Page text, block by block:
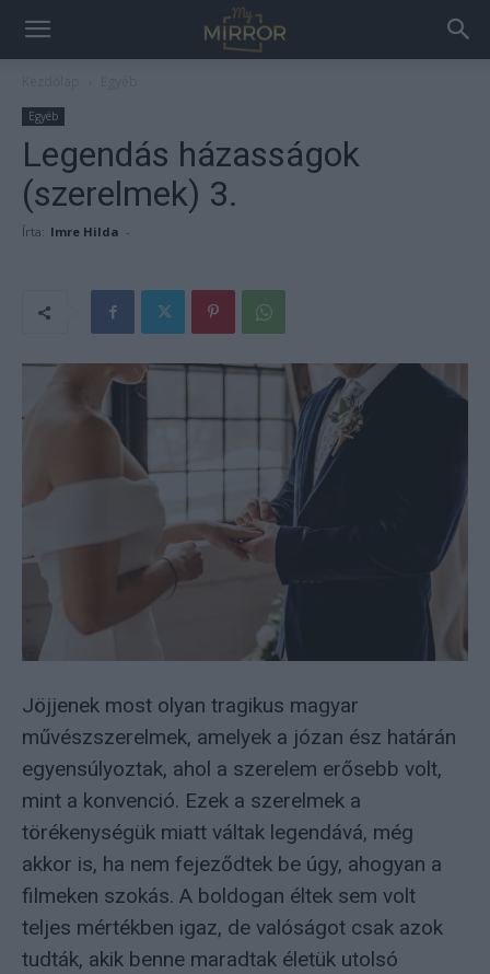
Egyéb
Legendás házasságok
(szerelmek) 3.
Írta: Imre Hilda -
Jöjjenek most olyan tragikus magyar
művészszerelmek, amelyek a józan ész határán
egyensúlyoztak, ahol a szerelem erősebb volt,
mint a konvenció. Ezek a szerelmek a
törékenységük miatt váltak legendává, még
akkor is, ha nem fejeződtek be úgy, ahogyan a
filmeken szokás. A boldogan éltek sem volt
teljes mértékben igaz, de valóságot csak azok
tudták, akik benne maradtak életük utolsó